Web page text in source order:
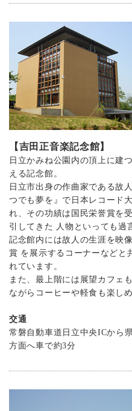
【吉田正音楽記念館】
日立かみね公園内の頂上に建
える記念館。
日立市出身の作曲家である故
つでも夢を』で日本レコード
れ、その功績は国民栄誉賞を
引してきた 人物といっても過
記念館内には故人の生涯を映
賞 を展示するコーナーなどと
れています。
また、最上階には展望カフェ
ながらコーヒーや軽食も楽しめ
交通
常磐自動車道日立中央ICから
方面へ車で約3分